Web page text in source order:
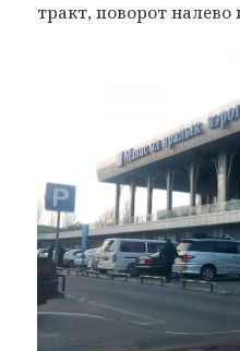
тракт, поворот налево